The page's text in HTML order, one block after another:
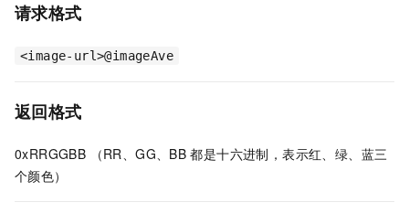
请求格式
<image-url>@imageAve
返回格式
0xRRGGBB （RR、GG、BB 都是十六进制，表示红、绿、蓝三
个颜色）